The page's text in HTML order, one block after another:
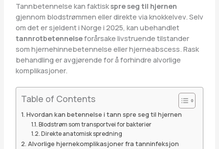
Tannbetennelse kan faktiskspre seg til hjernen
gjennom blodstrømmen eller direkte via knokkelvev. Selv
om det er sjeldent i Norge i 2025, kan ubehandlet
tannrotbetennelseforårsake livstruende tilstander
som hjernehinnebetennelse eller hjerneabscess. Rask
behandling er avgjørende for å forhindre alvorlige
komplikasjoner.
Table of Contents
Hvordan kan betennelse i tann spre seg til hjernen
Blodstrøm som transportvei for bakterier
Direkte anatomisk spredning
Alvorlige hjernekomplikasjoner fra tanninfeksjon